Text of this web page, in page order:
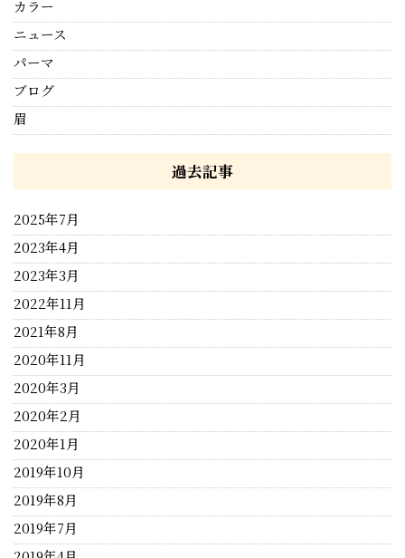
カラー
ニュース
パーマ
ブログ
眉
過去記事
2025年7月
2023年4月
2023年3月
2022年11月
2021年8月
2020年11月
2020年3月
2020年2月
2020年1月
2019年10月
2019年8月
2019年7月